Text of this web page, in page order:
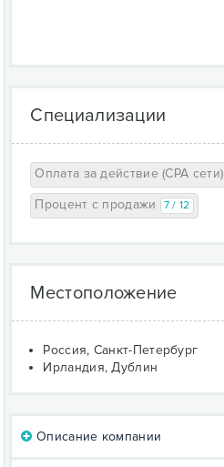
Специализации
Оплата за действие (CPA сети)
Процент с продажи 7 / 12
Местоположение
Россия, Санкт-Петербург
Ирландия, Дублин
Описание компании